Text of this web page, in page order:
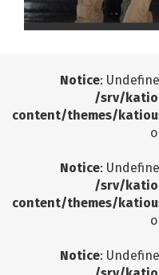
Notice:
/srv/
content/themes/
Notice:
/srv/
content/themes/
Notice: